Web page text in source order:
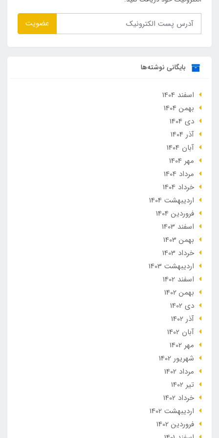
عضویت
بایگانی نوشته‌ها
اسفند 1404
بهمن 1404
دی 1404
آذر 1404
آبان 1404
مهر 1404
مرداد 1404
خرداد 1404
ارديبهشت 1404
فروردین 1404
اسفند 1403
بهمن 1403
خرداد 1403
ارديبهشت 1403
اسفند 1402
بهمن 1402
دی 1402
آذر 1402
آبان 1402
مهر 1402
شهریور 1402
مرداد 1402
تير 1402
خرداد 1402
ارديبهشت 1402
فروردین 1402